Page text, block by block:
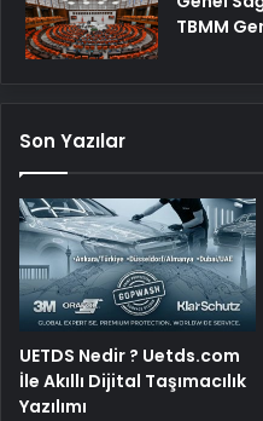
TBMM
Son Yazılar
UETDS Nedir ? Uetds.com
İle Akıllı Dijital Taşımacılık
Yazılımı